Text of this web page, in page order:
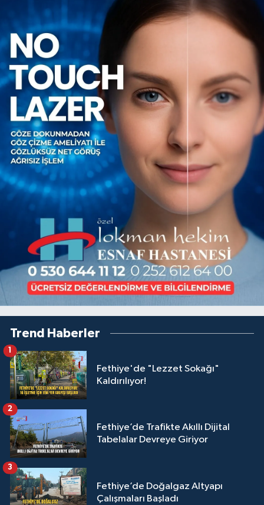
Trend Haberler
Fethiye'de "Lezzet Sokağı"
Kaldırılıyor!
Fethiye’de Trafikte Akıllı Dijital
Tabelalar Devreye Giriyor
2
Fethiye’de Doğalgaz Altyapı
Çalışmaları Başladı
3